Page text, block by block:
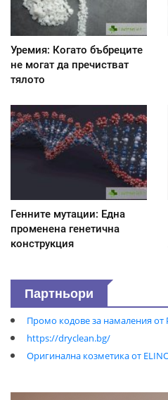
Уремия: Когато бъбреците
не могат да пречистват
тялото
Генните мутации: Една
променена генетична
конструкция
Партньори
Промо кодове за намаления от
https://dryclean.bg/
Оригинална козметика от